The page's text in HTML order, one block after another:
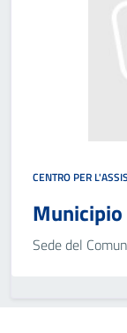
CENTRO PER
Municipio
Sede del